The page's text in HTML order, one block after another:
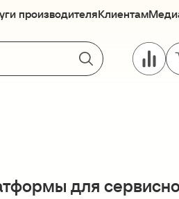
производителяКлиентам
для